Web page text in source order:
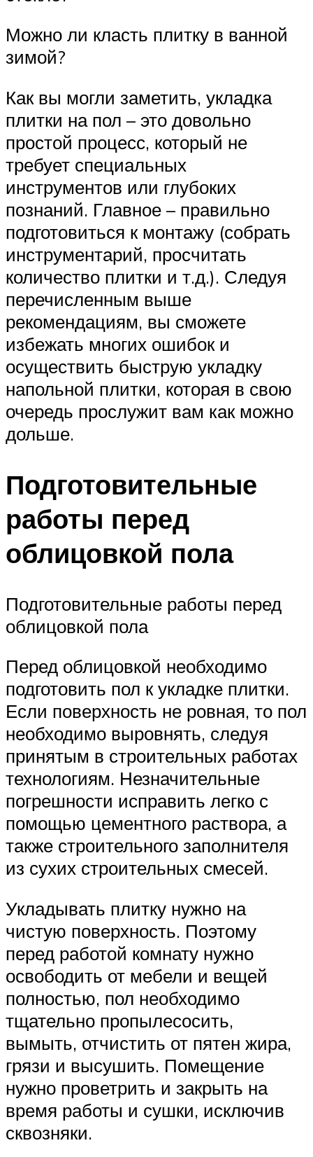
Можно ли класть плитку в ванной
зимой?
Как вы могли заметить, укладка
плитки на пол – это довольно
простой процесс, который не
требует специальных
инструментов или глубоких
познаний. Главное – правильно
подготовиться к монтажу (собрать
инструментарий, просчитать
количество плитки и т.д.). Следуя
перечисленным выше
рекомендациям, вы сможете
избежать многих ошибок и
осуществить быструю укладку
напольной плитки, которая в свою
очередь прослужит вам как можно
дольше.
Подготовительные
работы перед
облицовкой пола
Подготовительные работы перед
облицовкой пола
Перед облицовкой необходимо
подготовить пол к укладке плитки.
Если поверхность не ровная, то пол
необходимо выровнять, следуя
принятым в строительных работах
технологиям. Незначительные
погрешности исправить легко с
помощью цементного раствора, а
также строительного заполнителя
из сухих строительных смесей.
Укладывать плитку нужно на
чистую поверхность. Поэтому
перед работой комнату нужно
освободить от мебели и вещей
полностью, пол необходимо
тщательно пропылесосить,
вымыть, отчистить от пятен жира,
грязи и высушить. Помещение
нужно проветрить и закрыть на
время работы и сушки, исключив
сквозняки.